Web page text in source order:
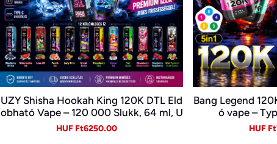
UZY Shisha Hookah King 120K DTL Eld
obható Vape – 120 000 Slukk, 64 ml, U
SB-C és LED kijelző
Sale
HUF Ft6250.00
Bang Legend
ó vape –
Sale
HUF